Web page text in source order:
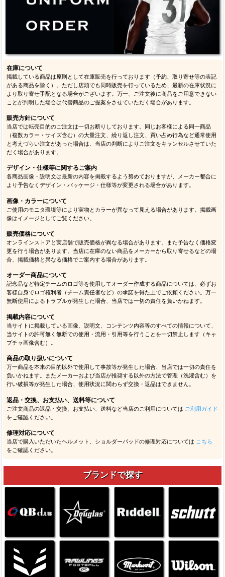
在庫について
掲載している商品は原則として在庫販売を行っております（予約、取り寄せ等の表記
がある商品を除く）。ただし店頭でも同時販売を行っているため、最新の在庫状況に
より取り寄せ手配となる場合がございます。万一、ご注文後に商品をご用意できない
ことが判明した場合は代替商品のご提案をさせていただく場合があります。
販売方針について
当店では転売目的のご注文は一切お断りしております。同じお客様による同一商品
（複数カラー・サイズ含む）の大量注文、繰り返し注文、買い占め行為など通常使用
と考えづらい注文があった場合は、当店の判断によりご注文をキャンセルさせていた
だく場合があります。
デザイン・仕様等に関するご案内
各商品画像・説明文は最新の内容を掲載するよう努めておりますが、メーカー都合に
より予告なくデザイン・パッケージ・仕様等が変更される場合があります。
画像・カラーについて
ご使用のモニタ環境等により実物とカラーが異なって見える場合があります。掲載画
像はイメージとしてご覧ください。
販売価格について
オンラインストアと実店舗で販売価格が異なる場合があります。また予告なく価格変
更を行う場合があります。当店に在庫のない商品をメーカーから取り寄せるなどの場
合、掲載価格と異なる価格でご案内する場合があります。
オーダー商品について
記念品など特定チームのロゴ等を使用してオーダー作成する商品については、必ずお
客様自身でロゴ権利者（チーム責任者など）の承諾を得た上でご依頼ください。万一
無断使用によるトラブルが発生した場合、当店では一切の責任を負いかねます。
掲載内容について
当サイトに掲載している画像、説明文、コンテンツ内容等のすべての情報について、
当サイトの許可無く無断での使用・流用・引用等を行うことを一切禁止します（キャ
プチャ画像含む）。
商品の取り扱いについて
万一商品を本来の目的以外で使用して事故等が発生した場合、当店では一切の責任を
負いかねます。またメーカーおよび当店が推奨する以外の方法で管理（洗濯含む）を
行い破損等が発生した場合、使用状況に関わらず交換・返品はできません。
返品・交換、お支払い、送料等について
ご注文商品の返品・交換、お支払い、送料など当店のご利用については ご利用ガイド
をご確認ください。
修理対応について
当店で購入いただいたヘルメット、ショルダーパッドの修理対応については こちら
をご確認ください。
ブランドで探す